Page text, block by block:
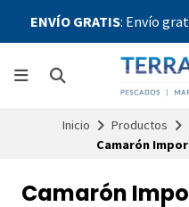
ENVÍO GRATIS: Envío
Inicio Productos
Camarón
Camarón